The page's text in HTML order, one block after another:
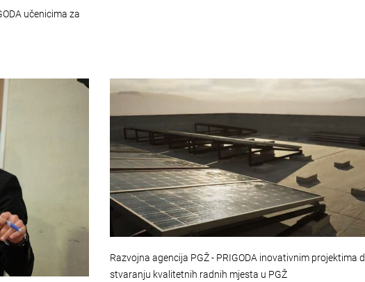
učenicima za
Razvojna agencija PGŽ - PRIGODA inovativnim projektima
stvaranju kvalitetnih radnih mjesta u PGŽ